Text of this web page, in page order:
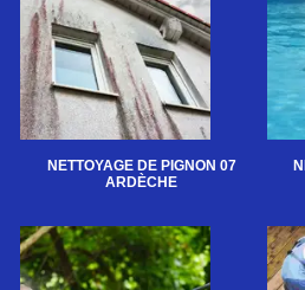
NETTOYAGE DE PIGNON 07
ARDÈCHE